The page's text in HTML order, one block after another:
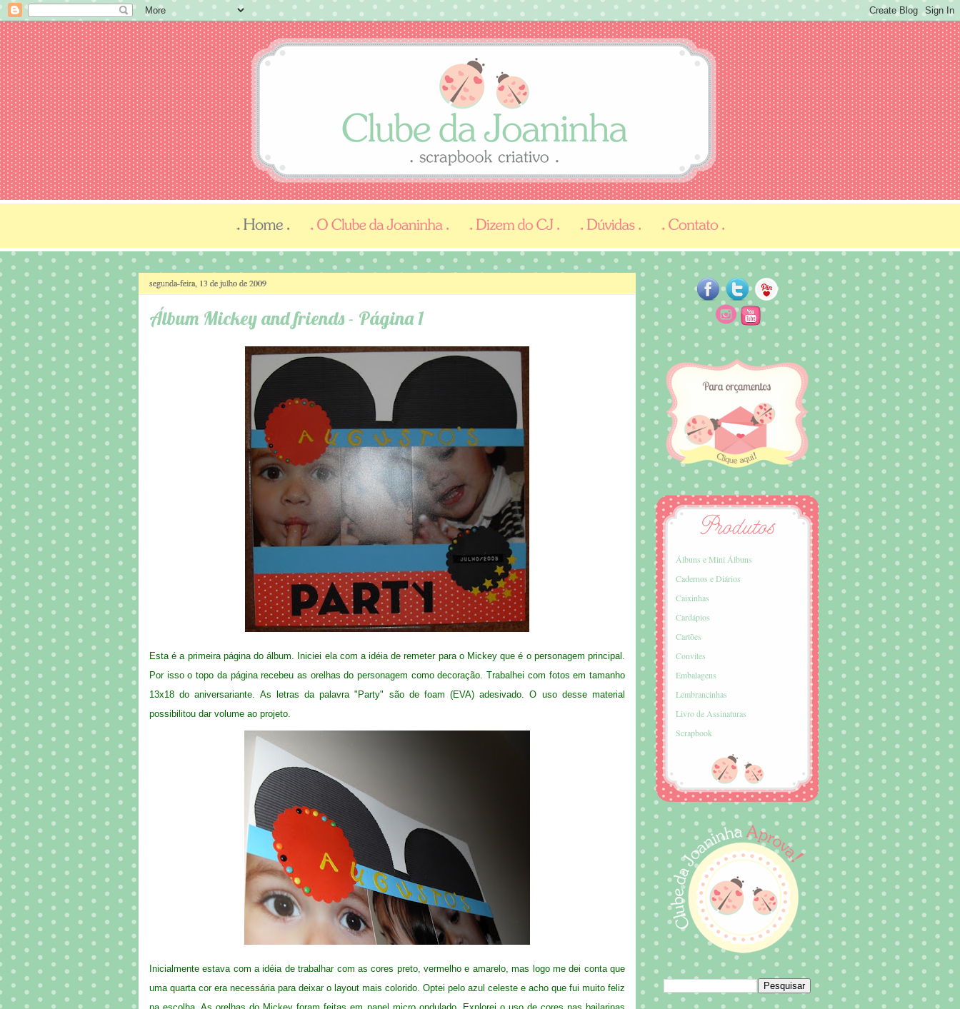
segunda-feira, 13 de julho de 2009
Álbum Mickey and friends - Página 1
Esta é a primeira página do álbum. Iniciei ela com a idéia de remeter para o Mickey que é o personagem principal.
Por isso o topo da página recebeu as orelhas do personagem como decoração. Trabalhei com fotos em tamanho
13x18 do aniversariante. As letras da palavra "Party" são de foam (EVA) adesivado. O uso desse material
possibilitou dar volume ao projeto.
Inicialmente estava com a idéia de trabalhar com as cores preto, vermelho e amarelo, mas logo me dei conta que
uma quarta cor era necessária para deixar o layout mais colorido. Optei pelo azul celeste e acho que fui muito feliz
Álbuns e Mini Álbuns
Cadernos e Diários
Caixinhas
Cardápios
Cartões
Convites
Embalagens
Lembrancinhas
Livro de Assinaturas
Scrapbook